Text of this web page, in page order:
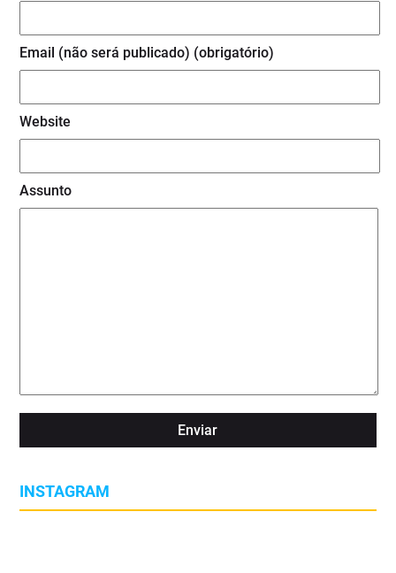
Email (não será publicado) (obrigatório)
Website
Assunto
INSTAGRAM